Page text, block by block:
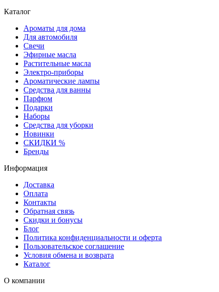
Каталог
Ароматы для дома
Для автомобиля
Свечи
Эфирные масла
Растительные масла
Электро-приборы
Ароматические лампы
Средства для ванны
Парфюм
Подарки
Наборы
Средства для уборки
Новинки
СКИДКИ %
Бренды
Информация
Доставка
Оплата
Контакты
Обратная связь
Скидки и бонусы
Блог
Политика конфиденциальности и оферта
Пользовательское соглашение
Условия обмена и возврата
Каталог
О компании